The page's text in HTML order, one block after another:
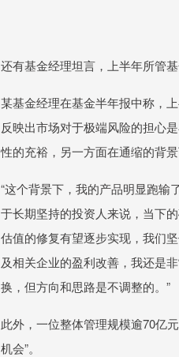
还有基金经理坦言，上半年所管
某基金经理在基金半年报中称，
反映出市场对于极端风险的担心
性的充裕，另一方面在通缩的背
“这个背景下，我的产品明显跑
于长期坚持的投资人来说，当下
估值的修复有望逐步实现，我们
及相关企业的盈利改善，我还是
换，但方向和思路是不调整的。”
此外，一位整体管理规模逾70亿
机会”。